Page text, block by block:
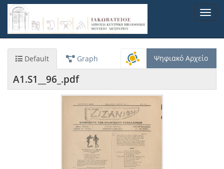
Παράκαμψη
προς
κυρίως
Default Graph Ψηφιακό Αρχείο
A1.S1__96_.pdf